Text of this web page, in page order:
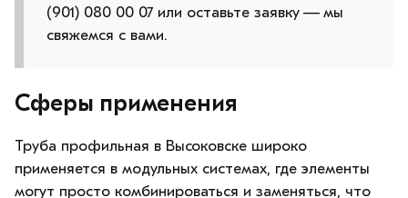
(901) 080 00 07 или оставьте заявку — мы
свяжемся с вами.
Сферы применения
Труба профильная в Высоковске широко
применяется в модульных системах, где элементы
могут просто комбинироваться и заменяться, что